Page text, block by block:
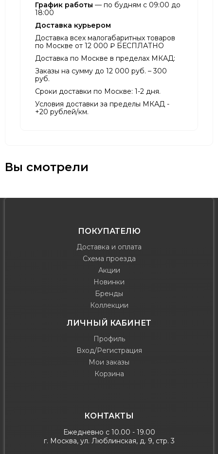
График работы — по будням с 09:00 до
18:00
Доставка курьером
Доставка всех малогабаритных товаров
по Москве от 12 000 ₽ БЕСПЛАТНО
Доставка по Москве в пределах МКАД:
Заказы на сумму до 12 000 руб. – 300
руб.
Сроки доставки по Москве: 1-2 дня.
Условия доставки за пределы МКАД -
+20 рублей/км.
Вы смотрели
ПОКУПАТЕЛЮ
Доставка и оплата
Схема проезда
Акции
Новинки
Бренды
Коллекции
ЛИЧНЫЙ КАБИНЕТ
Профиль
Вход/Регистрация
Мои заказы
Корзина
КОНТАКТЫ
Ежедневно с 10.00 - 19.00
г. Москва, ул. Люблинская, д. 9, стр. 3